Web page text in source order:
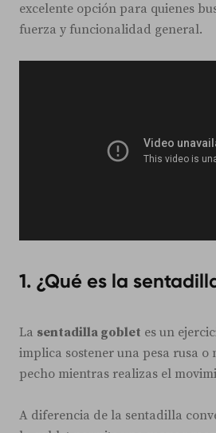
excelente opción para quienes
fuerza y funcionalidad general.
1. ¿Qué es la
La sentadilla goblet es un
implica sostener una pesa rusa
pecho mientras realizas el
A diferencia de la sentadilla